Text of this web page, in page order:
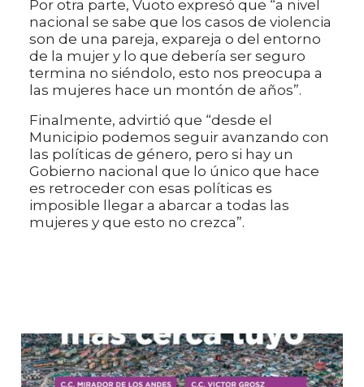
Por otra parte, Vuoto expresó que “a nivel
nacional se sabe que los casos de violencia
son de una pareja, expareja o del entorno
de la mujer y lo que debería ser seguro
termina no siéndolo, esto nos preocupa a
las mujeres hace un montón de años”.
Finalmente, advirtió que “desde el
Municipio podemos seguir avanzando con
las políticas de género, pero si hay un
Gobierno nacional que lo único que hace
es retroceder con esas políticas es
imposible llegar a abarcar a todas las
mujeres y que esto no crezca”.